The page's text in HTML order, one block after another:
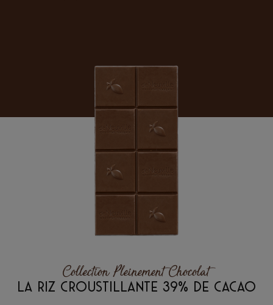
Collection Pleinement Chocolat
LA RIZ CROUSTILLANTE 39% DE CACAO